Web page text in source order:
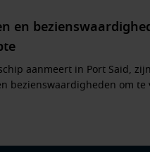
en
aanmeert in Port Said,
bezienswaardigheden om te
met tentoonstellingen van